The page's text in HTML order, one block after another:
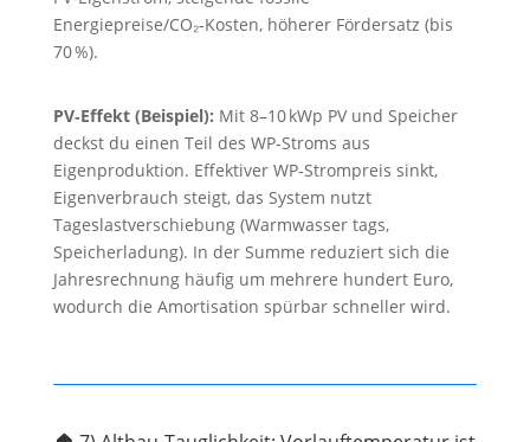
Energiepreise/CO₂‑Kosten, höherer Fördersatz (bis
70 %).
PV‑Effekt (Beispiel): Mit 8–10 kWp PV und Speicher
deckst du einen Teil des WP‑Stroms aus
Eigenproduktion. Effektiver WP‑Strompreis sinkt,
Eigenverbrauch steigt, das System nutzt
Tageslastverschiebung (Warmwasser tags,
Speicherladung). In der Summe reduziert sich die
Jahresrechnung häufig um mehrere hundert Euro,
wodurch die Amortisation spürbar schneller wird.